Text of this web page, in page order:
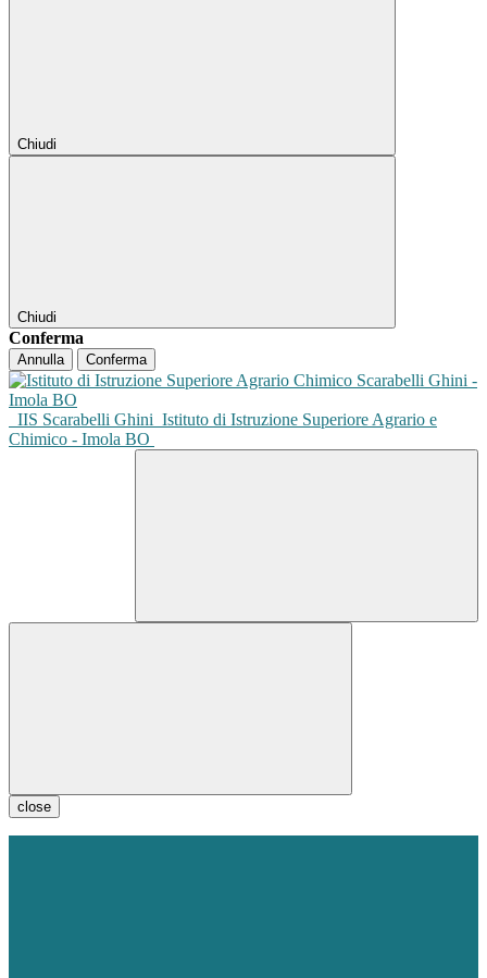
Chiudi
Chiudi
Conferma
Annulla Conferma
IIS Scarabelli Ghini Istituto di Istruzione Superiore Agrario e
Chimico - Imola BO
close